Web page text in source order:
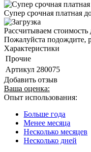
Супер срочная платная
Рассчитываем стоимость
Пожалуйста подождите,
Характеристики
Прочие
Артикул 280075
Добавить отзыв
Ваша оценка:
Опыт использования:
Больше года
Менее месяца
Несколько месяцев
Несколько дней